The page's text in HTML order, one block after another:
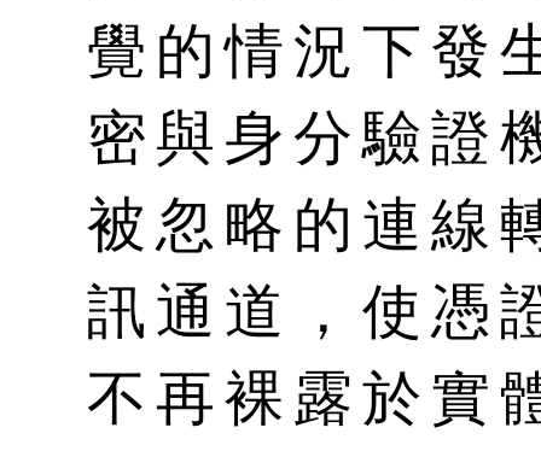
覺的情況下發
密與身分驗證
被忽略的連線
訊通道，使憑
不再裸露於實